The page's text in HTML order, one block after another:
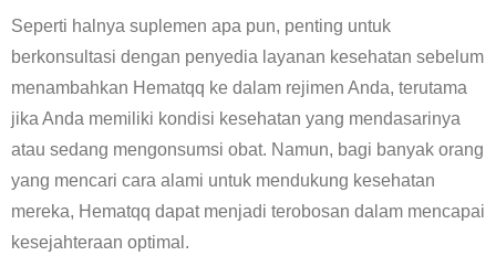
Seperti halnya suplemen apa pun, penting untuk
berkonsultasi dengan penyedia layanan kesehatan sebelum
menambahkan Hematqq ke dalam rejimen Anda, terutama
jika Anda memiliki kondisi kesehatan yang mendasarinya
atau sedang mengonsumsi obat. Namun, bagi banyak orang
yang mencari cara alami untuk mendukung kesehatan
mereka, Hematqq dapat menjadi terobosan dalam mencapai
kesejahteraan optimal.